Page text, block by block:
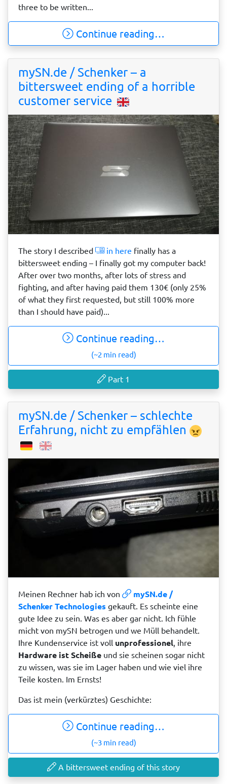
three to be written...
Continue reading…
mySN.de / Schenker – a
bittersweet ending of a horrible
customer service
The story I described in here finally has a
bittersweet ending – I finally got my computer back!
After over two months, after lots of stress and
fighting, and after having paid them 130€ (only 25%
of what they first requested, but still 100% more
than I should have paid)...
Continue reading…
(~2 min read)
Part 1
mySN.de / Schenker – schlechte
Erfahrung, nicht zu empfählen
Meinen Rechner hab ich von
mySN.de /
Schenker Technologies gekauft. Es scheinte eine
gute Idee zu sein. Was es aber gar nicht. Ich fühle
micht von mySN betrogen und we Müll behandelt.
Ihre Kundenservice ist voll unprofessionel, ihre
Hardware ist Scheiße und sie scheinen sogar nicht
zu wissen, was sie im Lager haben und wie viel ihre
Teile kosten. Im Ernsts!
Das ist mein (verkürztes) Geschichte:
Continue reading…
(~3 min read)
A bittersweet ending of this story